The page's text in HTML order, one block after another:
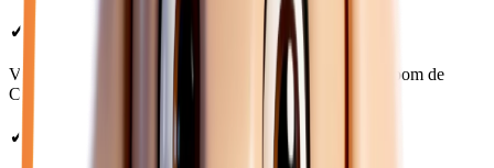
✓ Showroom à Collégien
Venez découvrir nos 1 véhicules mini dans notre showroom de
Collégien (77).
✓ Prix Transparents